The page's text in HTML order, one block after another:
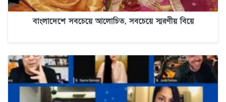
বাংলাদেশে সবচেয়ে আলোচিত, সবচেয়ে স্মরণীয় বিয়ে